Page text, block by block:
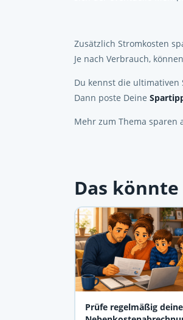
Zusätzlich Stromkosten
Je nach Verbrauch,
Du kennst die
Dann poste Deine
Mehr zum Thema sparen
Das
Prüfe regelmäßig deine